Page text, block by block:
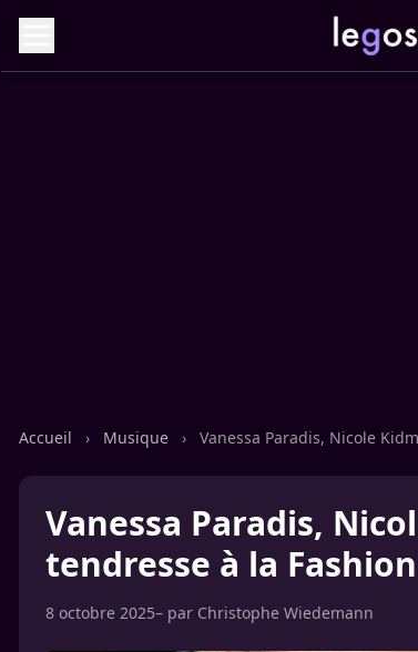
Accueil › Musique › Vanessa Paradis, Nicole
Vanessa Paradis,
tendresse à la
8 octobre 2025– par Christophe Wiedemann